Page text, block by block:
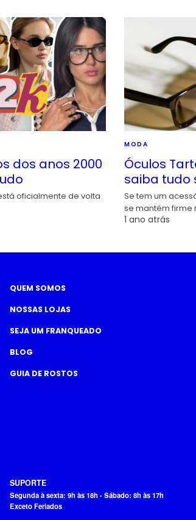
dos anos 2000
oficialmente de volta
MODA
Óculos
saiba tudo
Se tem um
se mantém firme
1 ano atrás
QUEM SOMOS
NOSSAS LOJAS
SEJA UM FRANQUEADO
BLOG
GUIA DE ROSTOS
SUPORTE
Segunda à sexta: 9h às 18h - Sábado: 8h às 17h
Exceto Feriados